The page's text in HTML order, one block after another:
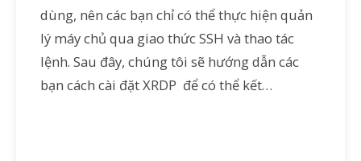
dùng, nên các bạn chỉ có thể thực hiện quản
lý máy chủ qua giao thức SSH và thao tác
lệnh. Sau đây, chúng tôi sẽ hướng dẫn các
bạn cách cài đặt XRDP để có thể kết…